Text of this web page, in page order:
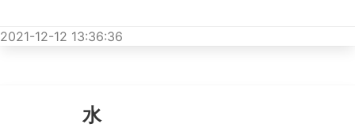
2021-12-12 13:36:36
水